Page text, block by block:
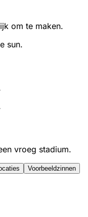
om te maken.
sun.
vroeg stadium.
Voorbeeldzinnen